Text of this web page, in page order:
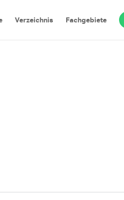
Verzeichnis Fachgebiete